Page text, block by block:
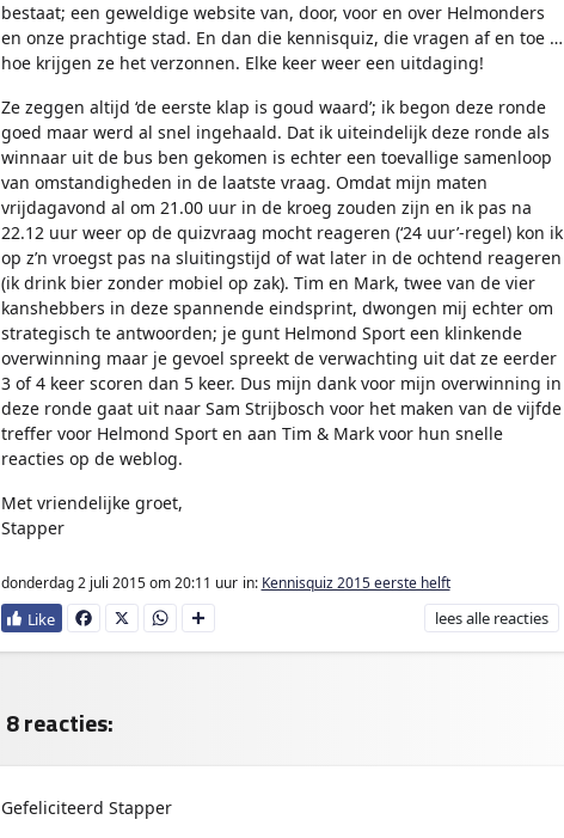
bestaat; een geweldige website van, door, voor en over Helmonders
en onze prachtige stad. En dan die kennisquiz, die vragen af en toe …
hoe krijgen ze het verzonnen. Elke keer weer een uitdaging!
Ze zeggen altijd ‘de eerste klap is goud waard’; ik begon deze ronde
goed maar werd al snel ingehaald. Dat ik uiteindelijk deze ronde als
winnaar uit de bus ben gekomen is echter een toevallige samenloop
van omstandigheden in de laatste vraag. Omdat mijn maten
vrijdagavond al om 21.00 uur in de kroeg zouden zijn en ik pas na
22.12 uur weer op de quizvraag mocht reageren (‘24 uur’-regel) kon ik
op z’n vroegst pas na sluitingstijd of wat later in de ochtend reageren
(ik drink bier zonder mobiel op zak). Tim en Mark, twee van de vier
kanshebbers in deze spannende eindsprint, dwongen mij echter om
strategisch te antwoorden; je gunt Helmond Sport een klinkende
overwinning maar je gevoel spreekt de verwachting uit dat ze eerder
3 of 4 keer scoren dan 5 keer. Dus mijn dank voor mijn overwinning in
deze ronde gaat uit naar Sam Strijbosch voor het maken van de vijfde
treffer voor Helmond Sport en aan Tim & Mark voor hun snelle
reacties op de weblog.
Met vriendelijke groet,
Stapper
donderdag 2 juli 2015om 20:11 uur in: Kennisquiz 2015 eerste helft
Fa
ce
X
W
ha
D
e
leesalle reacties
8 reacties:
Gefeliciteerd Stapper